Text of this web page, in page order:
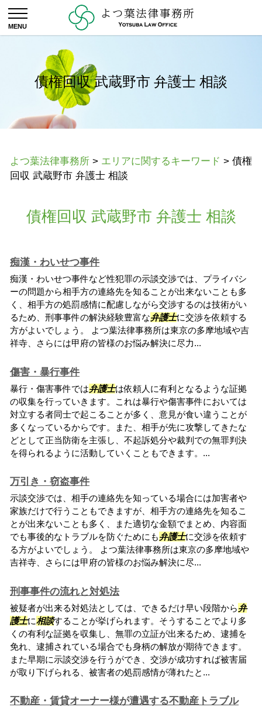
債権回収 武蔵野市 弁護士 相談
よつ葉法律事務所 > エリアに関するキーワード > 債権
回収 武蔵野市 弁護士 相談
債権回収 武蔵野市 弁護士 相談
痴漢・わいせつ事件
痴漢・わいせつ事件など性犯罪の示談交渉では、プライバシ
ーの問題から相手方の連絡先を知ることが出来ないことも多
く、相手方の処罰感情に配慮しながら交渉するのは技術がい
るため、刑事事件の解決経験豊富な弁護士に交渉を依頼する
方がよいでしょう。 よつ葉法律事務所は東京の多摩地域や吉
祥寺、さらには甲府の皆様のお悩み解決に尽力...
傷害・暴行事件
暴行・傷害事件では弁護士は依頼人に有利となるような証拠
の収集を行っていきます。これは暴行や傷害事件においては
対立する者同士で起こることが多く、意見が食い違うことが
多くなっているからです。また、相手が先に攻撃してきたな
どとして正当防衛を主張し、不起訴処分や裁判での無罪判決
を得られるように活動していくこともできます。...
万引き・窃盗事件
示談交渉では、相手の連絡先を知っている場合には加害者や
家族だけで行うこともできますが、相手方の連絡先を知るこ
とが出来ないことも多く、また適切な金額でまとめ、内容面
でも事後的なトラブルを防ぐためにも弁護士に交渉を依頼す
る方がよいでしょう。 よつ葉法律事務所は東京の多摩地域や
吉祥寺、さらには甲府の皆様のお悩み解決に尽...
刑事事件の流れと対処法
被疑者が出来る対処法としては、できるだけ早い段階から弁
護士に相談することが挙げられます。そうすることでより多
くの有利な証拠を収集し、無罪の立証が出来るため、逮捕を
免れ、逮捕されている場合でも身柄の解放が期待できます。
また早期に示談交渉を行うができ、交渉が成功すれば被害届
が取り下げられる、被害者の処罰感情が薄れたと...
不動産・賃貸オーナー様が遭遇する不動産トラブル